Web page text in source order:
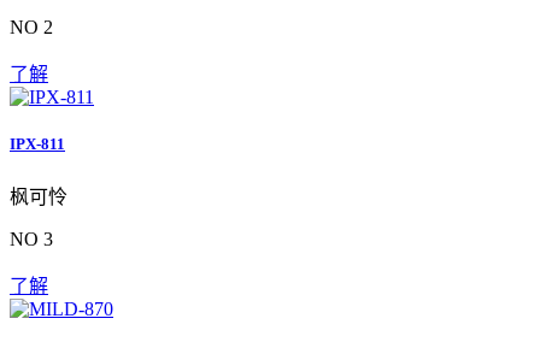
NO 2
了解
IPX-811
枫可怜
NO 3
了解